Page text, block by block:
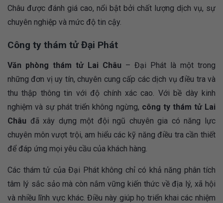
Châu được đánh giá cao, nổi bật bởi chất lượng dịch vụ, sự
chuyên nghiệp và mức độ tin cậy.
Công ty thám tử Đại Phát
Văn phòng thám tử Lai Châu – Đại Phát là một trong
những đơn vị uy tín, chuyên cung cấp các dịch vụ điều tra và
thu thập thông tin với độ chính xác cao. Với bề dày kinh
nghiệm và sự phát triển không ngừng, công ty thám tử Lai
Châu đã xây dựng một đội ngũ chuyên gia có năng lực
chuyên môn vượt trội, am hiểu các kỹ năng điều tra cần thiết
để đáp ứng mọi yêu cầu của khách hàng.
Các thám tử của Đại Phát không chỉ có khả năng phân tích
tâm lý sắc sảo mà còn nắm vững kiến thức về địa lý, xã hội
và nhiều lĩnh vực khác. Điều này giúp họ triển khai các nhiệm